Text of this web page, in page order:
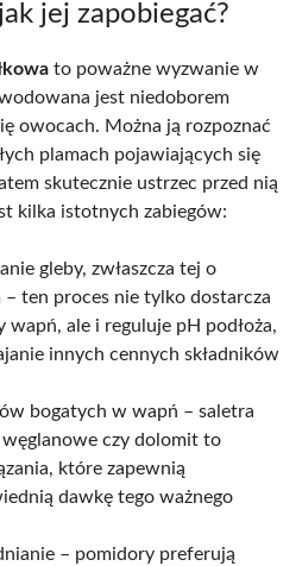
jej zapobiegać?
to poważne wyzwanie w
jest niedoborem
owocach. Można ją rozpoznać
plamach pojawiających się
skutecznie ustrzec przed nią
kilka istotnych zabiegów:
gleby, zwłaszcza tej o
ten proces nie tylko dostarcza
wapń, ale i reguluje pH podłoża,
innych cennych składników
bogatych w wapń – saletra
czy dolomit to
które zapewnią
dawkę tego ważnego
– pomidory preferują